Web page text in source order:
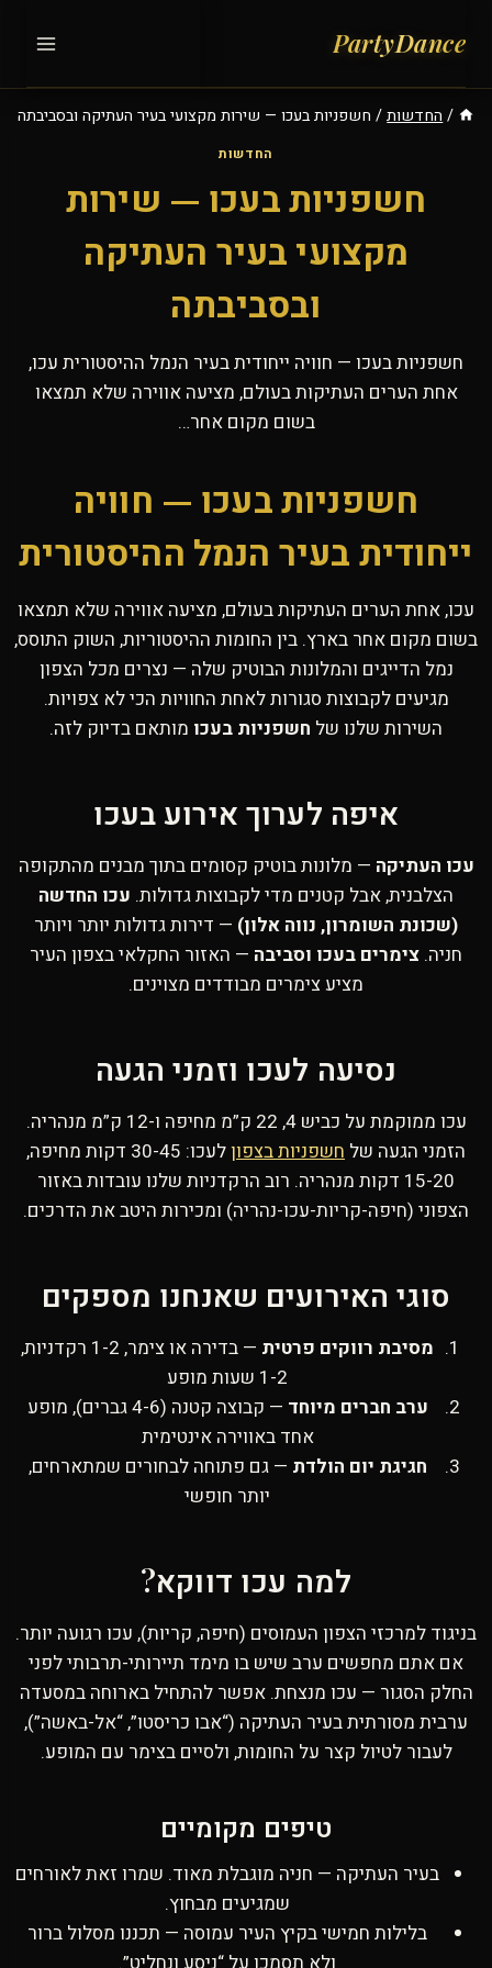
/ החדשות / חשפניות בעכו — שירות מקצועי בעיר העתיקה ובסביבתה
החדשות
חשפניות בעכו — שירות
מקצועי בעיר העתיקה
ובסביבתה
חשפניות בעכו — חוויה ייחודית בעיר הנמל ההיסטורית עכו,
אחת הערים העתיקות בעולם, מציעה אווירה שלא תמצאו
בשום מקום אחר…
חשפניות בעכו — חוויה
ייחודית בעיר הנמל ההיסטורית
עכו, אחת הערים העתיקות בעולם, מציעה אווירה שלא תמצאו
בשום מקום אחר בארץ. בין החומות ההיסטוריות, השוק התוסס,
נמל הדייגים והמלונות הבוטיק שלה — נצרים מכל הצפון
מגיעים לקבוצות סגורות לאחת החוויות הכי לא צפויות.
השירות שלנו של חשפניות בעכו מותאם בדיוק לזה.
איפה לערוך אירוע בעכו
עכו העתיקה — מלונות בוטיק קסומים בתוך מבנים מהתקופה
הצלבנית, אבל קטנים מדי לקבוצות גדולות. עכו החדשה
(שכונת השומרון, נווה אלון) — דירות גדולות יותר ויותר
חניה. צימרים בעכו וסביבה — האזור החקלאי בצפון העיר
מציע צימרים מבודדים מצוינים.
נסיעה לעכו וזמני הגעה
עכו ממוקמת על כביש 4, 22 ק”מ מחיפה ו-12 ק”מ מנהריה.
הזמני הגעה של חשפניות בצפון
לעכו: 30-45 דקות מחיפה,
15-20 דקות מנהריה. רוב הרקדניות שלנו עובדות באזור
הצפוני (חיפה-קריות-עכו-נהריה) ומכירות היטב את הדרכים.
סוגי האירועים שאנחנו מספקים
מסיבת רווקים פרטית
— בדירה או צימר, 1-2 רקדניות,
1-2 שעות מופע
ערב חברים מיוחד
— קבוצה קטנה (4-6 גברים), מופע
אחד באווירה אינטימית
חגיגת יום הולדת — גם פתוחה לבחורים שמתארחים,
יותר חופשי
למה עכו דווקא?
בניגוד למרכזי הצפון העמוסים (חיפה, קריות), עכו רגועה יותר.
אם אתם מחפשים ערב שיש בו מימד תיירותי-תרבותי לפני
החלק הסגור — עכו מנצחת. אפשר להתחיל בארוחה במסעדה
ערבית מסורתית בעיר העתיקה (“אבו כריסטו”, “אל-באשה”),
לעבור לטיול קצר על החומות, ולסיים בצימר עם המופע.
טיפים מקומיים
בעיר העתיקה — חניה מוגבלת מאוד. שמרו זאת לאורחים
שמגיעים מבחוץ.
בלילות חמישי בקיץ העיר עמוסה — תכננו מסלול ברור